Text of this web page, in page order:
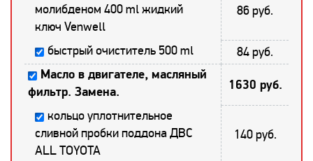
молибденом 400 ml жидкий
ключ Venwell
86 руб.
быстрый очиститель 500 ml 84 руб.
Масло в двигателе, масляный
фильтр. Замена.
1630 руб.
кольцо уплотнительное
сливной пробки поддона ДВС
ALL TOYOTA
140 руб.